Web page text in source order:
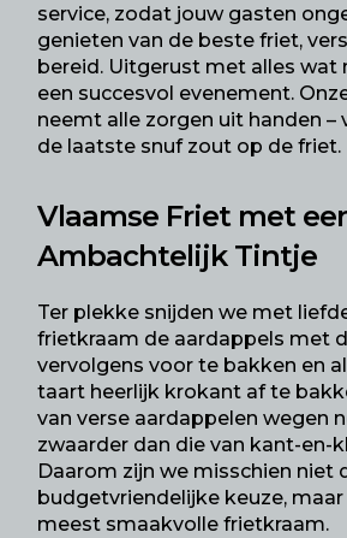
service, zodat jouw gasten
genieten van de beste friet,
bereid. Uitgerust met alles wat
een succesvol evenement.
neemt alle zorgen uit handen
de laatste snuf zout op de friet.
Vlaamse Friet met
Ambachtelijk Tintje
Ter plekke snijden we met
frietkraam de aardappels met
vervolgens voor te bakken en
taart heerlijk krokant af te
van verse aardappelen wegen
zwaarder dan die van kant-en-
Daarom zijn we misschien niet
budgetvriendelijke keuze,
meest smaakvolle frietkraam.